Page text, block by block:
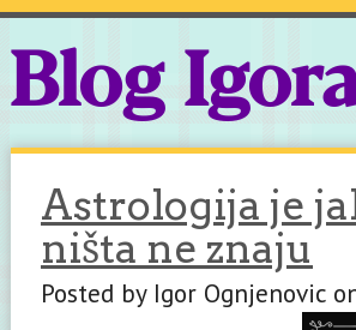
Blog
Astrologija je
ništa ne znaju
Posted by Igor Ognjenovic